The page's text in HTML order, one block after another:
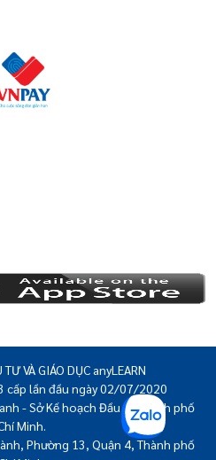
VÀ GIÁO DỤC anyLEARN
cấp lần đầu ngày 02/07/2020
- Sở Kế hoạch Đầu tư thành phố
Minh.
Phường 13, Quận 4, Thành phố